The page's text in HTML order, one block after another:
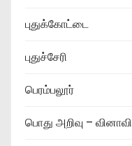
புதுக்கோட்டை
புதுச்சேரி
பெரம்பலூர்
பொது அறிவு –